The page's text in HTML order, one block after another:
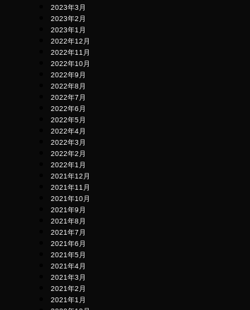
2023年3月
2023年2月
2023年1月
2022年12月
2022年11月
2022年10月
2022年9月
2022年8月
2022年7月
2022年6月
2022年5月
2022年4月
2022年3月
2022年2月
2022年1月
2021年12月
2021年11月
2021年10月
2021年9月
2021年8月
2021年7月
2021年6月
2021年5月
2021年4月
2021年3月
2021年2月
2021年1月